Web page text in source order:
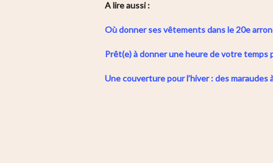
A lire aussi :
Où donner ses vêtements dans le 20e
Prêt(e) à donner une heure de votre temps
Une couverture pour l’hiver : des